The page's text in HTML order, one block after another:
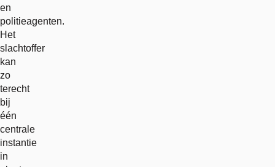
en
politieagenten.
Het
slachtoffer
kan
zo
terecht
bij
één
centrale
instantie
in